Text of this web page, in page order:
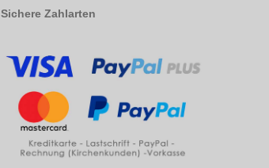
Sichere Zahlarten